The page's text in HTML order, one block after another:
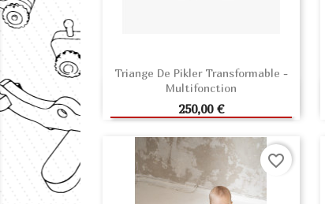
Triange De Pikler Transformable -
Multifonction
Prix
250,00 €
AJOUTER AU PANIER
favorite_border